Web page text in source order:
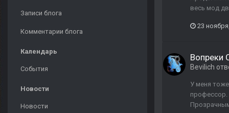
Записи блога
Комментарии блога
Календарь
События
Новости
Новости
весь мод
23
Вопреки
Bevilich
У меня
профессор.